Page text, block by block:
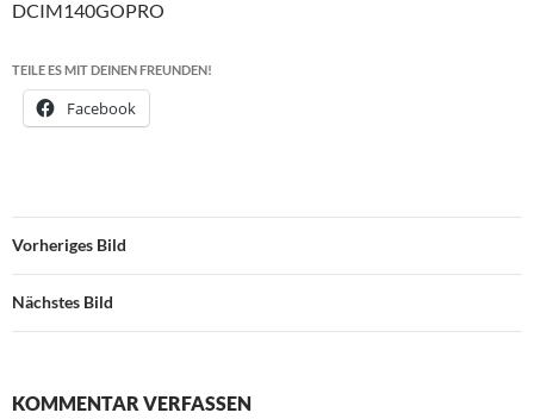
DCIM140GOPRO
TEILE ES MIT DEINEN FREUNDEN!
Facebook
Vorheriges Bild
Nächstes Bild
KOMMENTAR VERFASSEN